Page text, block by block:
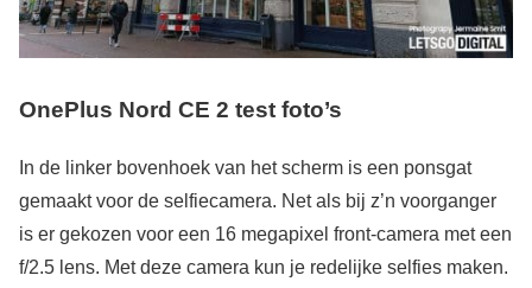
OnePlus Nord CE 2 test foto’s
In de linker bovenhoek van het scherm is een ponsgat
gemaakt voor de selfiecamera. Net als bij z’n voorganger
is er gekozen voor een 16 megapixel front-camera met een
f/2.5 lens. Met deze camera kun je redelijke selfies maken.